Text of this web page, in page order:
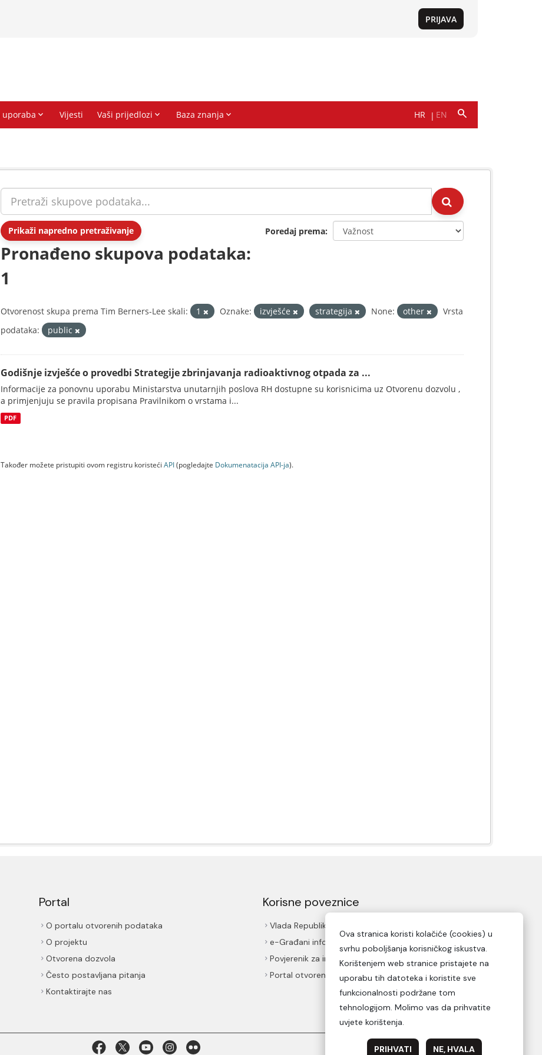
Prikaži napredno pretraživanje Poredaj prema
Pronađeno skupova podataka:
1
Otvorenost skupa prema Tim Berners-Lee skali: 1 Oznake: izvješće strategija None: other
Vrsta
podataka:
public
Godišnje izvješće o provedbi Strategije zbrinjavanja radioaktivnog otpada za ...
Informacije za ponovnu uporabu Ministarstva unutarnjih poslova RH dostupne su korisnicima uz Otvorenu dozvolu ,
a primjenjuju se pravila propisana Pravilnikom o vrstama i...
PDF
Također možete pristupiti ovom registru koristeći API(pogledajte Dokumenаtаcijа API-jа).